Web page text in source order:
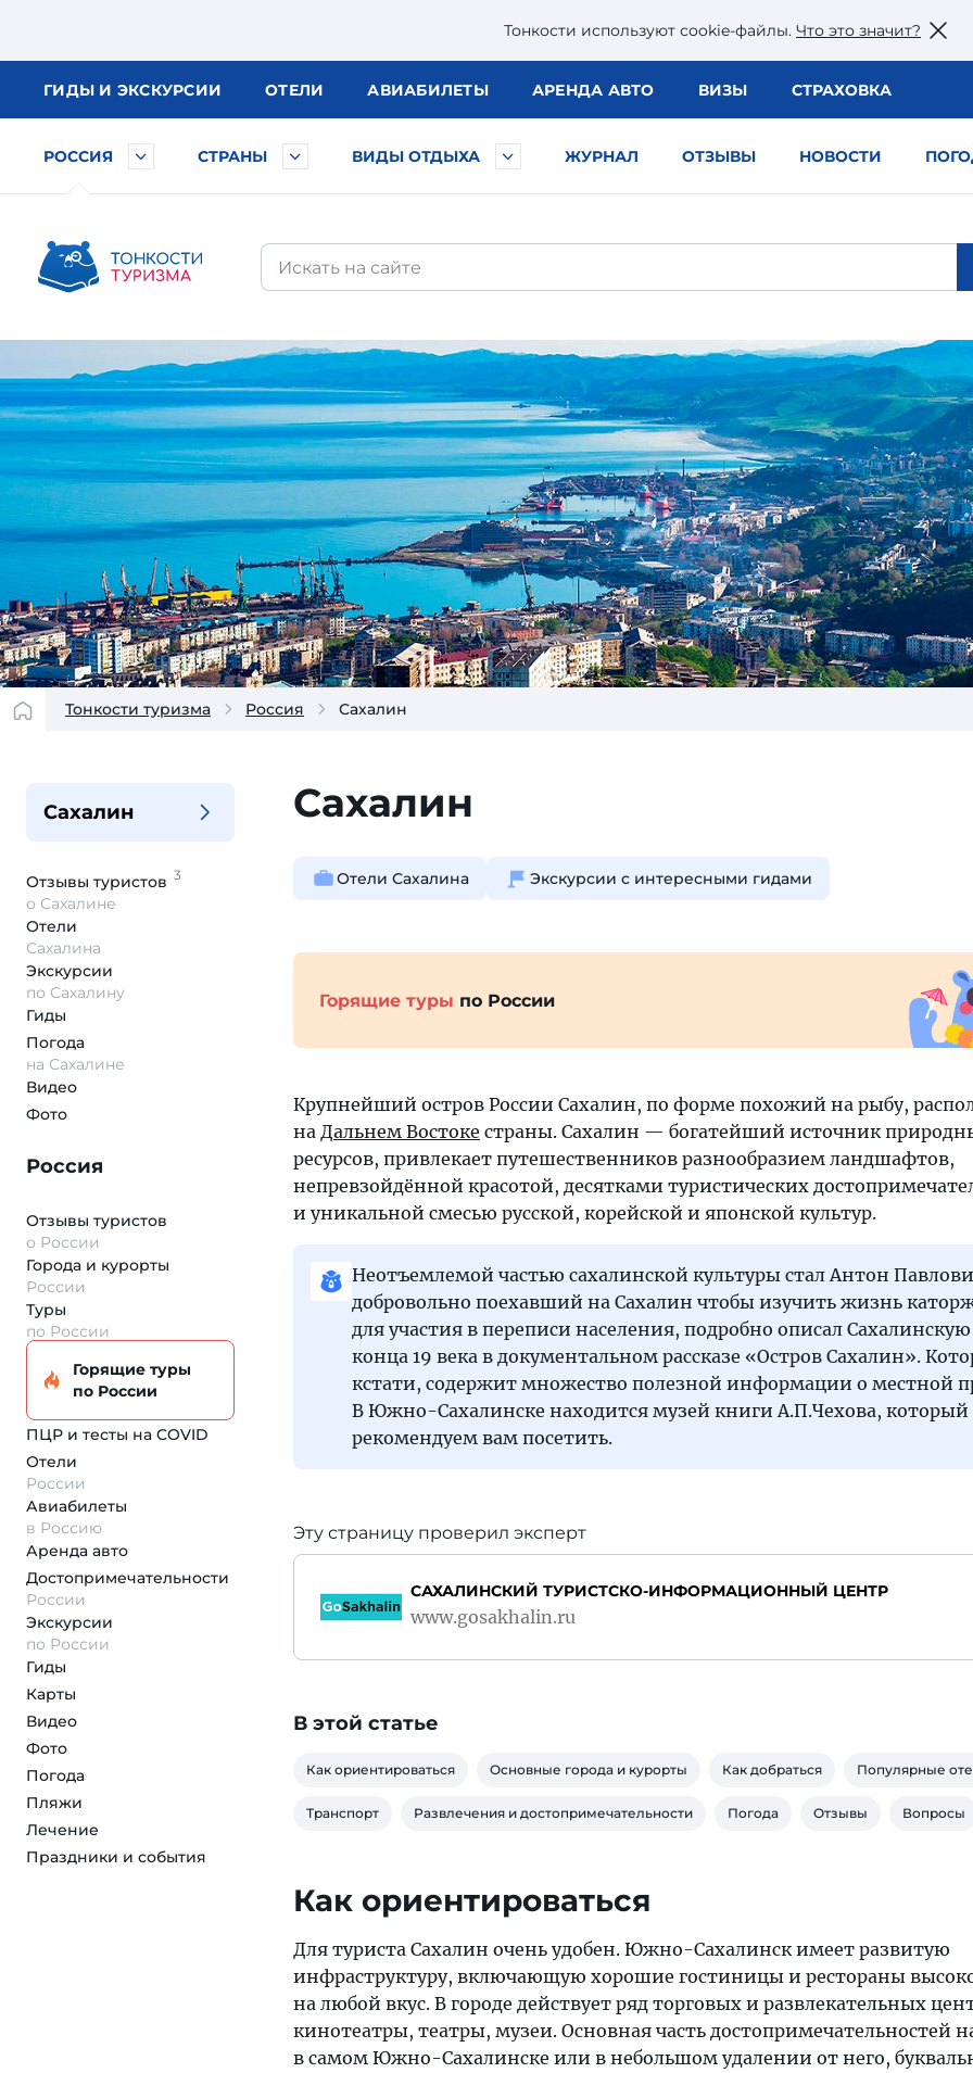
Тонкости используют сookie-файлы. Что это значит?
ГИДЫ И ЭКСКУРСИИ ОТЕЛИ АВИАБИЛЕТЫ АРЕНДА АВТО ВИЗЫ СТРАХОВКА
РОССИЯ СТРАНЫ ВИДЫ ОТДЫХА ЖУРНАЛ ОТЗЫВЫ НОВОСТИ
Тонкости туризма Россия Сахалин
Сахалин
Отзывы туристов 3
о Сахалине
Отели
Сахалина
Экскурсии
по Сахалину
Гиды
Погода
на Сахалине
Видео
Фото
Россия
Отзывы туристов
о России
Города и курорты
России
Туры
по России
Горящие туры
по России
ПЦР и тесты на COVID
Отели
России
Авиабилеты
в Россию
Аренда авто
Достопримеча­тельности
России
Экскурсии
по России
Гиды
Карты
Видео
Фото
Погода
Пляжи
Лечение
Праздники и события
Сахалин
Отели Сахалина Экскурсии с интересными гидами
Горящие туры по России
Крупнейший остров России Сахалин, по форме похожий на рыбу,
на Дальнем Востоке страны. Сахалин — богатейший источник
ресурсов, привлекает путешественников разнообразием ландшафтов,
непревзойдённой красотой, десятками туристических
и уникальной смесью русской, корейской и японской культур.
Неотъемлемой частью сахалинской культуры стал Антон
добровольно поехавший на Сахалин чтобы изучить жизнь
для участия в переписи населения, подробно описал
конца 19 века в документальном рассказе «Остров Сахалин».
кстати, содержит множество полезной информации о местной
В Южно-Сахалинске находится музей книги А.П.Чехова, который
рекомендуем вам посетить.
Эту страницу проверил эксперт
САХАЛИНСКИЙ ТУРИСТСКО-ИНФОРМАЦИОННЫЙ ЦЕНТР
www.gosakhalin.ru
В этой статье
Как ориентироваться Основные города и курорты Как добраться Популярные
Транспорт Развлечения и достопримечательности Погода Отзывы Вопросы
Как ориентироваться
Для туриста Сахалин очень удобен. Южно-Сахалинск имеет развитую
инфраструктуру, включающую хорошие гостиницы и рестораны
на любой вкус. В городе действует ряд торговых и развлекательных
кинотеатры, театры, музеи. Основная часть достопримечательностей
в самом Южно-Сахалинске или в небольшом удалении от него,